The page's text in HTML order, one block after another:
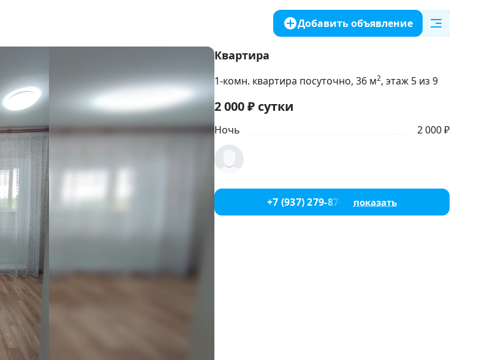
Добавить объявление
Квартира
1-комн. квартира посуточно, 36 м2, этаж 5 из 9
2 000₽ сутки
Ночь 2 000 ₽
+7 (937) 279-87-18 показать